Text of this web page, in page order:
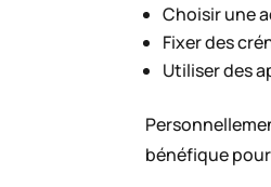
Choisir une
Fixer des
Utiliser des
bénéfique